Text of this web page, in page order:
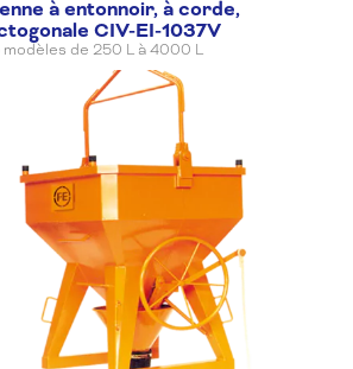
Quantité
Quantité
Quantité
à entonnoir, à corde,
CIV-EI-1037V
modèles de 250 L à 4000 L